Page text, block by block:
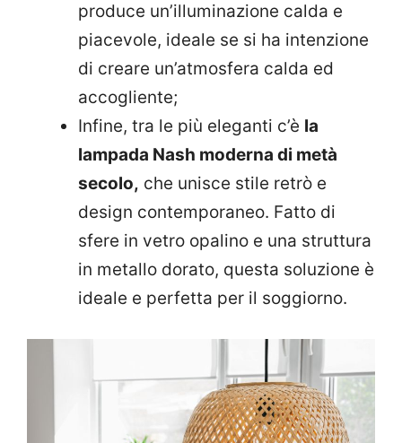
produce un’illuminazione calda e
piacevole, ideale se si ha intenzione
di creare un’atmosfera calda ed
accogliente;
Infine, tra le più eleganti c’è la
lampada Nash moderna di metà
secolo, che unisce stile retrò e
design contemporaneo. Fatto di
sfere in vetro opalino e una struttura
in metallo dorato, questa soluzione è
ideale e perfetta per il soggiorno.